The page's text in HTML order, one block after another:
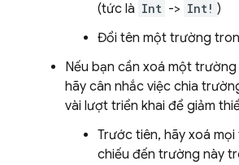
(tức là Int -> Int! )
Đổi tên một trường
Nếu bạn cần xoá một
hãy cân nhắc việc chia
vài lượt triển khai để giảm
Trước tiên, hãy xoá
chiếu đến trường này